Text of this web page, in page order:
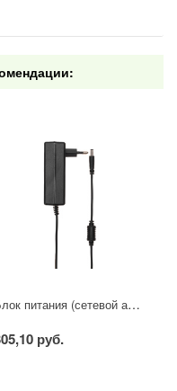
Блок питания (сетевой адаптер) AC 110-250В/DC 5В, 3А, 15Вт с DC разъемом подключения 5,5х2,1 (IP43)
руб.